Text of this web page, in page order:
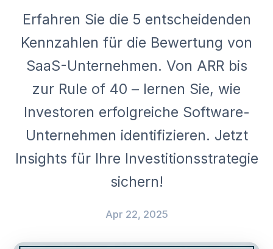
Erfahren Sie die 5 entscheidenden
Kennzahlen für die Bewertung von
SaaS-Unternehmen. Von ARR bis
zur Rule of 40 – lernen Sie, wie
Investoren erfolgreiche Software-
Unternehmen identifizieren. Jetzt
Insights für Ihre Investitionsstrategie
sichern!
Apr 22, 2025